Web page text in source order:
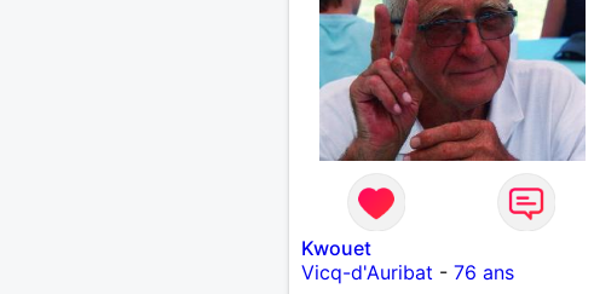
Kwouet
Vicq-d'Auribat - 76 ans